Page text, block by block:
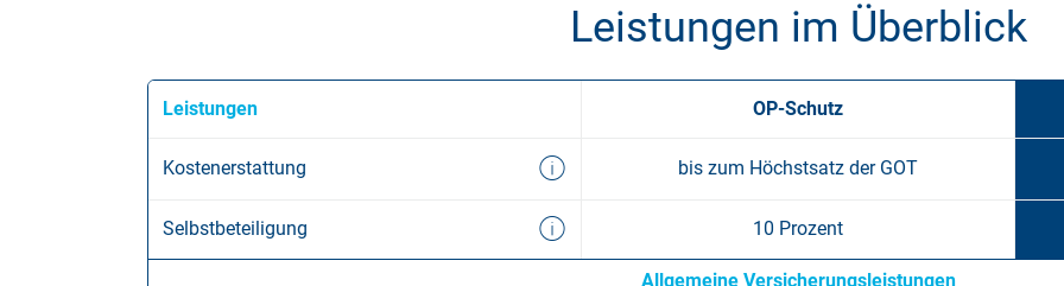
Leistungen im Überblick
Leistungen OP-Schutz
Kostenerstattung bis zum Höchstsatz der GOT
Selbstbeteiligung 10 Prozent
Allgemeine Versicherungs­leistungen